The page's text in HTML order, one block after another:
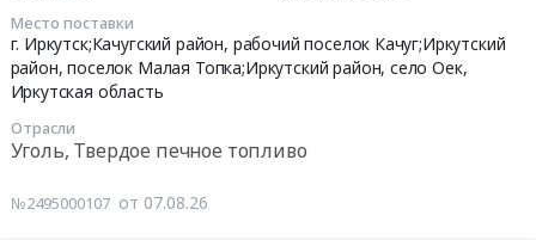
Место поставки
г. Иркутск;Качугский район, рабочий поселок Качуг;Иркутский
район, поселок Малая Топка;Иркутский район, село Оек,
Иркутская область
Отрасли
Уголь, Твердое печное топливо
№2495000107 от 07.08.26